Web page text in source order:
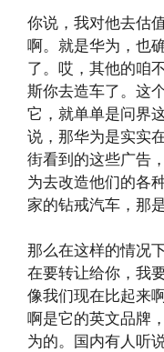
你说，我对他去估
啊。就是华为，也
了。哎，其他的咱
斯你去造车了。这
它，就单单是问界
说，那华为是实实
街看到的这些广告
为去改造他们的各
家的钻戒汽车，那
那么在这样的情况
在要转让给你，我
像我们现在比起来
啊是它的英文品牌
为的。国内有人听